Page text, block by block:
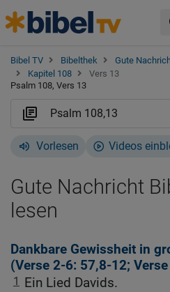
Bibel TV Bibelthek Gute
Kapitel 108
Vers 13
Psalm 108, Vers 13
Vorlesen Videos
Gute Nachricht
lesen
Dankbare Gewissheit in
(Verse 2-6: 57,8-12;
1 Ein Lied Davids.